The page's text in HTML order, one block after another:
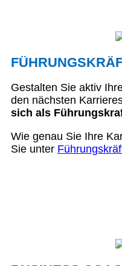
Gestalten Sie aktiv
den nächsten
sich als
Wie genau Sie Ihre
Sie unter